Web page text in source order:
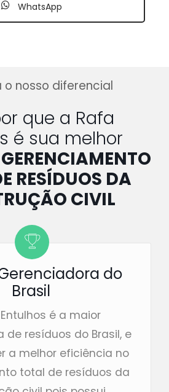
WhatsApp
o nosso diferencial
que a Rafa
é sua melhor
GERENCIAMENTO
RESÍDUOS DA
CIVIL
do
Brasil
é a maior
de resíduos do Brasil, e
a melhor eficiência no
total de resíduos da